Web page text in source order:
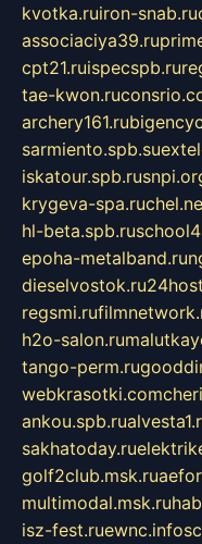
kvotka.ruiron-snab.ru
associaciya39.ru
cpt21.ruispecspb.ru
tae-kwon.ru
archery161.ru
sarmiento.spb.su
iskatour.spb.ru
krygeva-spa.ru
hl-beta.spb.ru
epoha-metalband.ru
dieselvostok.ru
regsmi.ru
h2o-salon.ru
tango-perm.ru
webkrasotki.com
ankou.spb.ru
sakhatoday.ru
golf2club.msk.ru
multimodal.msk.ru
isz-fest.ruewnc.info